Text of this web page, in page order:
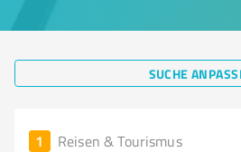
SUCHE
1 Reisen & Tourismus